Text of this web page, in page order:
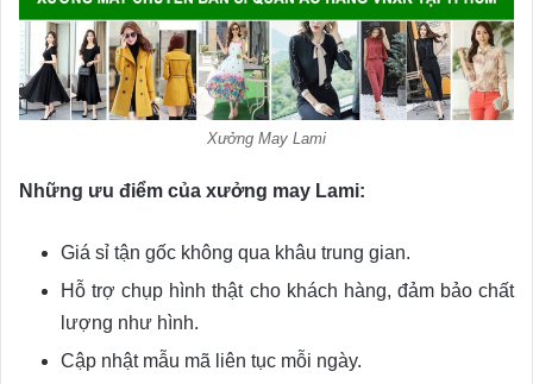
Xưởng May Lami
Những ưu điểm của xưởng may Lami:
Giá sỉ tận gốc không qua khâu trung gian.
Hỗ trợ chụp hình thật cho khách hàng, đảm bảo chất
lượng như hình.
Cập nhật mẫu mã liên tục mỗi ngày.